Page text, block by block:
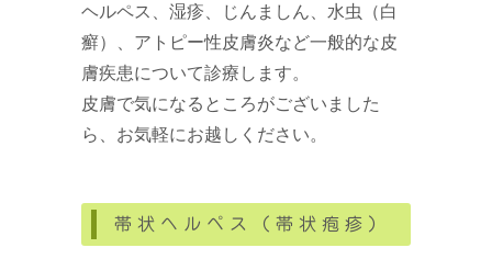
ヘルペス、湿疹、じんましん、水虫（白
癬）、アトピー性皮膚炎など一般的な皮
膚疾患について診療します。
皮膚で気になるところがございました
ら、お気軽にお越しください。
帯状ヘルペス（帯状疱疹）